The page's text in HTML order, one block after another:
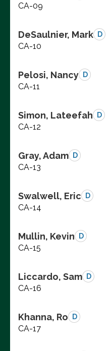
CA-09
DeSaulnier, Mark D
CA-10
Pelosi, Nancy D
CA-11
Simon, Lateefah D
CA-12
Gray, Adam D
CA-13
Swalwell, Eric D
CA-14
Mullin, Kevin D
CA-15
Liccardo, Sam D
CA-16
Khanna, Ro D
CA-17